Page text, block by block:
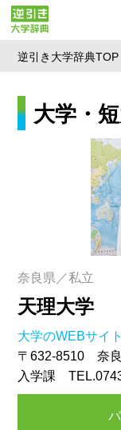
逆引き大学辞典TOP
大学・
奈良県／私立
天理大学
大学のWEBサイ
〒632-8510 奈
入学課